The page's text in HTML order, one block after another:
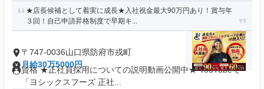
★店長候補として着実に成長★入社祝金最大90万円あり！賞与年
３回！自己申請昇格制度で早期キ...
〒747-0036山口県防府市戎町
月給30万5000円
資格 ★正社員採用についての説明動画公開中★ YouTubeで
「ヨシックスフーズ 正社...